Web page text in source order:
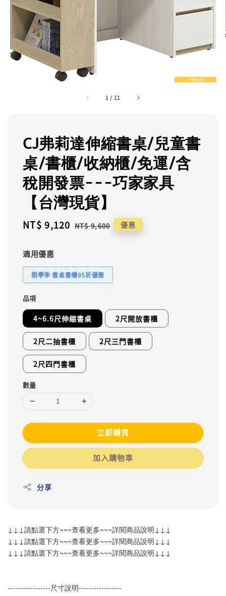
1 / 11
CJ弗莉達伸縮書桌/兒童書
桌/書櫃/收納櫃/免運/含
稅開發票---巧家家具
【台灣現貨】
Sale
NT$ 9,120 Regular
NT$ 9,600 優惠
適用優惠
開學季 書桌書櫃95折優惠
品項
4~6.6尺伸縮書桌 2尺開放書櫃
2尺二抽書櫃 2尺三門書櫃
2尺四門書櫃
數量
立即購買
加入購物車
分享
↓↓↓請點選下方~~~查看更多~~~詳閱商品說明↓↓↓
↓↓↓請點選下方~~~查看更多~~~詳閱商品說明↓↓↓
↓↓↓請點選下方~~~查看更多~~~詳閱商品說明↓↓↓
-----------------尺寸說明-----------------